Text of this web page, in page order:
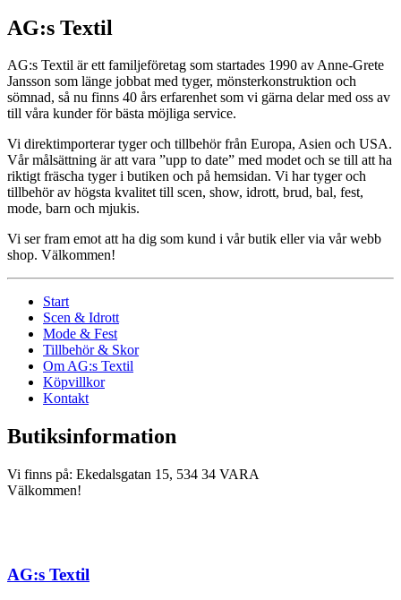
AG:s Textil
AG:s Textil är ett familjeföretag som startades 1990 av Anne-Grete
Jansson som länge jobbat med tyger, mönsterkonstruktion och
sömnad, så nu finns 40 års erfarenhet som vi gärna delar med oss av
till våra kunder för bästa möjliga service.
Vi direktimporterar tyger och tillbehör från Europa, Asien och USA.
Vår målsättning är att vara ”upp to date” med modet och se till att ha
riktigt fräscha tyger i butiken och på hemsidan. Vi har tyger och
tillbehör av högsta kvalitet till scen, show, idrott, brud, bal, fest,
mode, barn och mjukis.
Vi ser fram emot att ha dig som kund i vår butik eller via vår webb
shop. Välkommen!
Start
Scen & Idrott
Mode & Fest
Tillbehör & Skor
Om AG:s Textil
Köpvillkor
Kontakt
Butiksinformation
Vi finns på: Ekedalsgatan 15, 534 34 VARA
Välkommen!
AG:s Textil